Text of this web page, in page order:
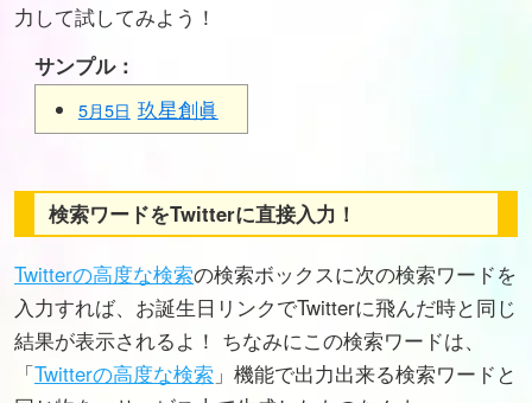
力して試してみよう！
サンプル：
5月5日 玖星創眞
検索ワードをTwitterに直接入力！
Twitterの高度な検索の検索ボックスに次の検索ワードを
入力すれば、お誕生日リンクでTwitterに飛んだ時と同じ
結果が表示されるよ！ ちなみにこの検索ワードは、
「Twitterの高度な検索 」機能で出力出来る検索ワードと